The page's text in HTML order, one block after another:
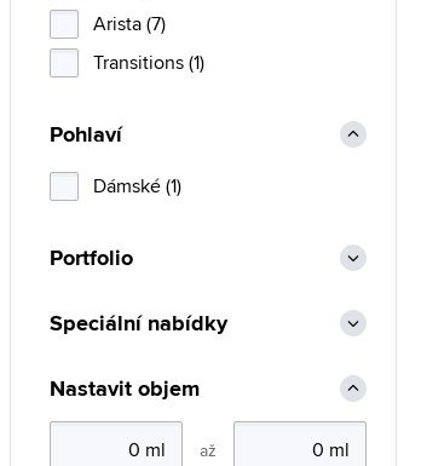
Arista (7)
Transitions (1)
Pohlaví
Dámské (1)
Portfolio
Speciální nabídky
Nastavit objem
až